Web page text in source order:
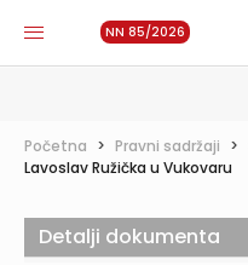
NN 85/2026
Početna > Pravni sadržaji >
Lavoslav Ružička u Vukovaru
Detalji dokumenta